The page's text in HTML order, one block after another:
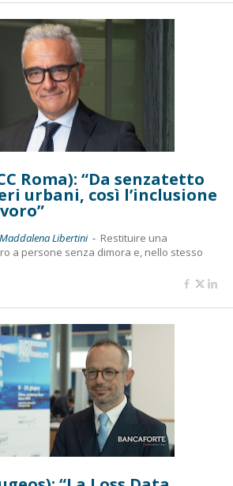
Roma): “Da senzatetto
urbani, così l’inclusione
Libertini - Restituire una
a persone senza dimora e, nello stesso